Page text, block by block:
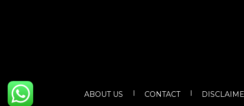
ABOUT US CONTACT